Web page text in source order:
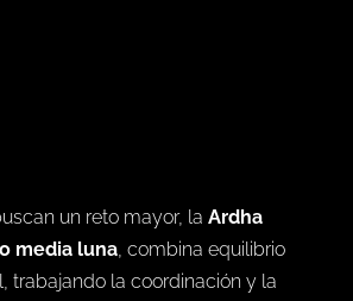
un reto mayor, laArdha